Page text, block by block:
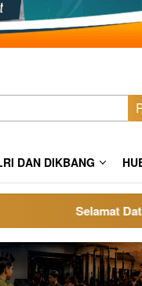
DAN DIKBANG
Selamat Datang